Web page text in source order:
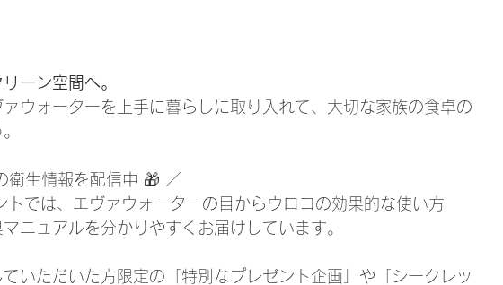
ーン空間へ。
ァウォーターを上手に暮らしに取り入れて、大切な家族の食卓の
衛生情報を配信中 🎁 ／
トでは、エヴァウォーターの目からウロコの効果的な使い方
ニュアルを分かりやすくお届けしています。
いただいた方限定の「特別なプレゼント企画」や「シークレッ